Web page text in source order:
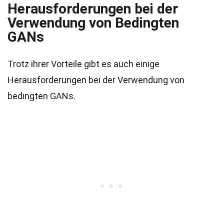
Herausforderungen bei der
Verwendung von Bedingten
GANs
Trotz ihrer Vorteile gibt es auch einige
Herausforderungen bei der Verwendung von
bedingten GANs.